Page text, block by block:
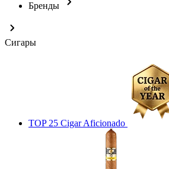
Бренды
Сигары
TOP 25 Cigar Aficionado